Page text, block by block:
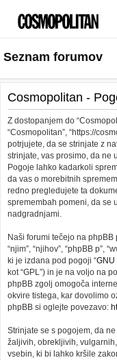
Seznam forumov
Cosmopolitan -
Z dostopanjem do
“Cosmopolitan”, “https://
potrjujete, da se strinjate z
strinjate, vas prosimo, da ne
Pogoje lahko kadarkoli
da vas o morebitnih
redno pregledujete ta
spremembah pomeni, da se
nadgradnjami.
Naši forumi tečejo na phpBB
“njim”, “njihov”, “phpBB p”,
ki je izdana pod pogoji “GNU
kot “GPL”) in je na voljo na
phpBB zgolj omogoča
okvire tistega, kar dovolimo
phpBB si oglejte povezavo:
Strinjate se s pogojem, da
žaljivih, obrekljivih,
vsebin, ki bi lahko kršile